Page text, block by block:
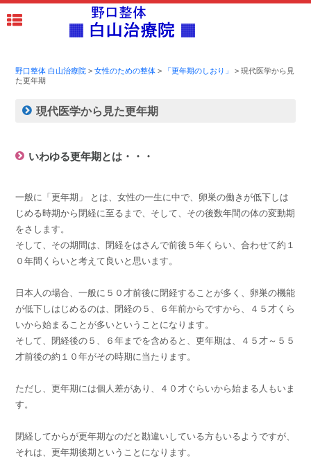
野口整体 白山治療院 >女性のための整体 > 「更年期のしおり」 >現代医学から見
た更年期
現代医学から見た更年期
いわゆる更年期とは・・・
一般に「更年期」 とは、女性の一生に中で、卵巣の働きが低下しは
じめる時期から閉経に至るまで、そして、その後数年間の体の変動期
をさします。
そして、その期間は、閉経をはさんで前後５年くらい、合わせて約１
０年間くらいと考えて良いと思います。
日本人の場合、一般に５０才前後に閉経することが多く、卵巣の機能
が低下しはじめるのは、閉経の５、６年前からですから、４５才くら
いから始まることが多いということになります。
そして、閉経後の５、６年までを含めると、更年期は、４５才～５５
才前後の約１０年がその時期に当たります。
ただし、更年期には個人差があり、４０才ぐらいから始まる人もいま
す。
閉経してからが更年期なのだと勘違いしている方もいるようですが、
それは、更年期後期ということになります。